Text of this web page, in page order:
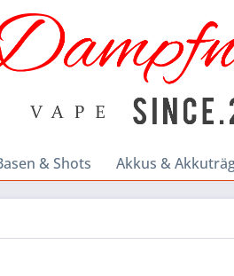
& Shots Akkus &